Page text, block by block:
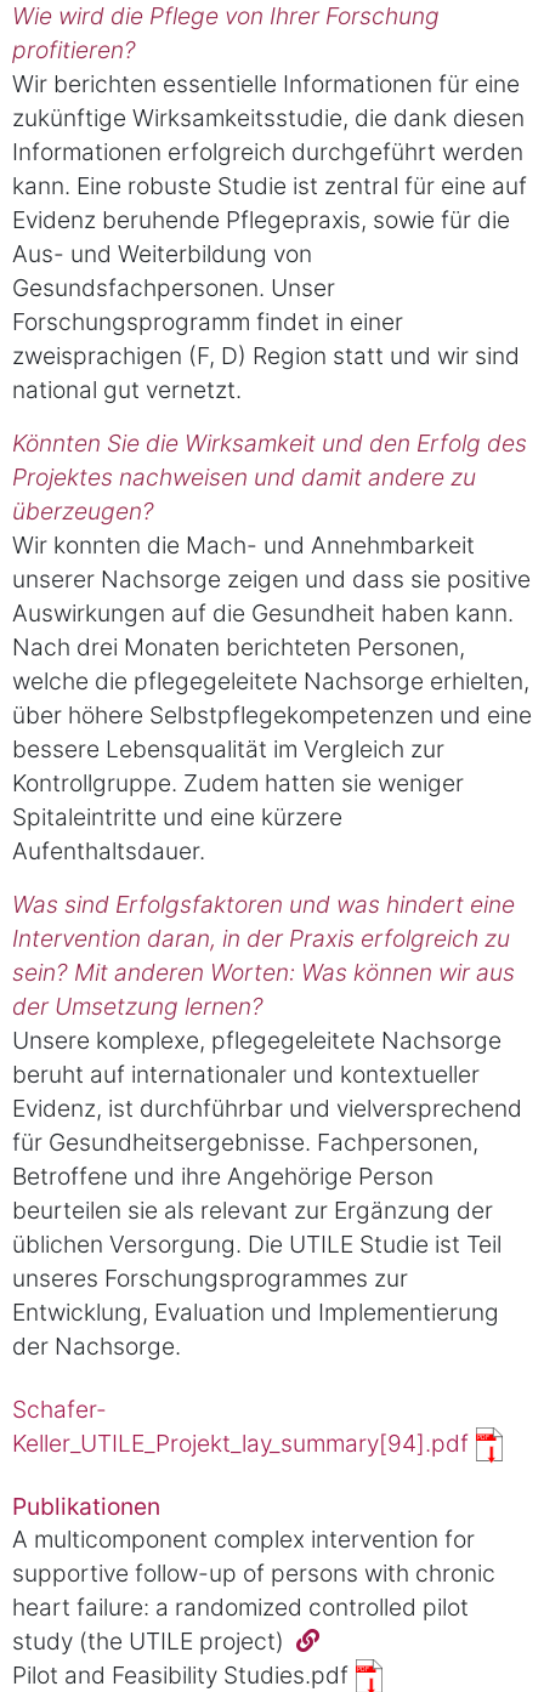
Wie wird die Pflege von Ihrer Forschung
profitieren?
Wir berichten essentielle Informationen für eine
zukünftige Wirksamkeitsstudie, die dank diesen
Informationen erfolgreich durchgeführt werden
kann. Eine robuste Studie ist zentral für eine auf
Evidenz beruhende Pflegepraxis, sowie für die
Aus- und Weiterbildung von
Gesundsfachpersonen. Unser
Forschungsprogramm findet in einer
zweisprachigen (F, D) Region statt und wir sind
national gut vernetzt.
Könnten Sie die Wirksamkeit und den Erfolg des
Projektes nachweisen und damit andere zu
überzeugen?
Wir konnten die Mach- und Annehmbarkeit
unserer Nachsorge zeigen und dass sie positive
Auswirkungen auf die Gesundheit haben kann.
Nach drei Monaten berichteten Personen,
welche die pflegegeleitete Nachsorge erhielten,
über höhere Selbstpflegekompetenzen und eine
bessere Lebensqualität im Vergleich zur
Kontrollgruppe. Zudem hatten sie weniger
Spitaleintritte und eine kürzere
Aufenthaltsdauer.
Was sind Erfolgsfaktoren und was hindert eine
Intervention daran, in der Praxis erfolgreich zu
sein? Mit anderen Worten: Was können wir aus
der Umsetzung lernen?
Unsere komplexe, pflegegeleitete Nachsorge
beruht auf internationaler und kontextueller
Evidenz, ist durchführbar und vielversprechend
für Gesundheitsergebnisse. Fachpersonen,
Betroffene und ihre Angehörige Person
beurteilen sie als relevant zur Ergänzung der
üblichen Versorgung. Die UTILE Studie ist Teil
unseres Forschungsprogrammes zur
Entwicklung, Evaluation und Implementierung
der Nachsorge.
Schafer-
Keller_UTILE_Projekt_lay_summary[94].pdf
Publikationen
A multicomponent complex intervention for
supportive follow-up of persons with chronic
heart failure: a randomized controlled pilot
study (the UTILE project)
Pilot and Feasibility Studies.pdf